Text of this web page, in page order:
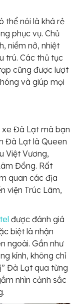
thể nói là khá rẻ
phục vụ. Chủ
niềm nở, nhiệt
trú. Các thủ tục
cũng được lượt
và giúp mọi
xe Đà Lạt mà bạn
Đà Lạt là Queen
Việt Vương,
Đồng. Rất
quan các địa
viện Trúc Lâm,
được đánh giá
biệt là nhận
ngoài. Gần như
kính, không chỉ
Đà Lạt qua từng
nhìn cảnh sắc